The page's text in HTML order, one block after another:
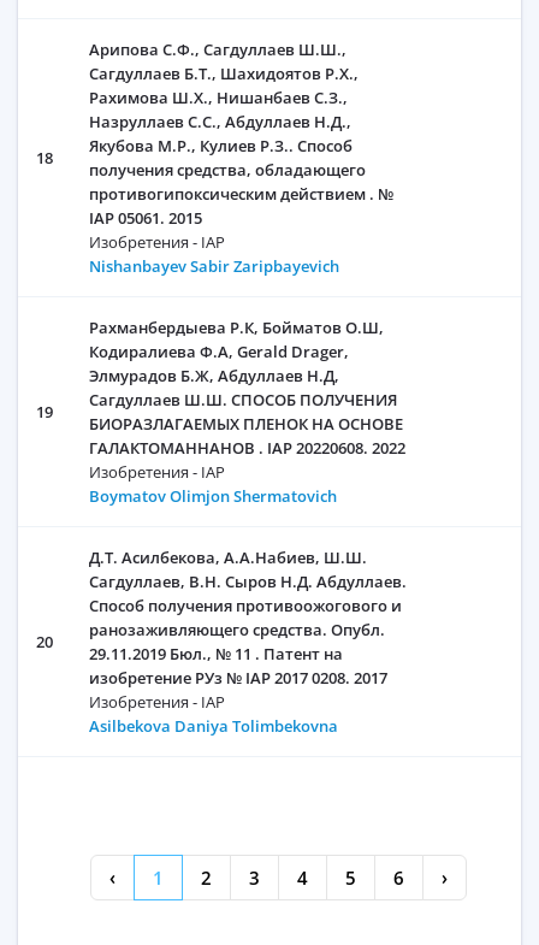
18
Арипова С.Ф., Сагдуллаев Ш.Ш.,
Сагдуллаев Б.Т., Шахидоятов Р.Х.,
Рахимова Ш.Х., Нишанбаев С.З.,
Назруллаев С.С., Абдуллаев Н.Д.,
Якубова М.Р., Кулиев Р.З.. Способ
получения средства, обладающего
противогипоксическим действием . №
IAP 05061. 2015
Изобретения - IAP
Nishanbayev Sabir Zaripbayevich
19
Рахманбердыева Р.К, Бойматов О.Ш,
Кодиралиева Ф.А, Gerald Drager,
Элмурадов Б.Ж, Абдуллаев Н.Д,
Сагдуллаев Ш.Ш. СПОСОБ ПОЛУЧЕНИЯ
БИОРАЗЛАГАЕМЫХ ПЛЕНОК НА ОСНОВЕ
ГАЛАКТОМАННАНОВ . IAP 20220608. 2022
Изобретения - IAP
Boymatov Olimjon Shermatovich
20
Д.Т. Асилбекова, А.А.Набиев, Ш.Ш.
Сагдуллаев, В.Н. Сыров Н.Д. Абдуллаев.
Способ получения противоожогового и
ранозаживляющего средства. Опубл.
29.11.2019 Бюл., № 11 . Патент на
изобретение РУз № IAP 2017 0208. 2017
Изобретения - IAP
Asilbekova Daniya Tolimbekovna
‹ 1 2 3 4 5 6 ›